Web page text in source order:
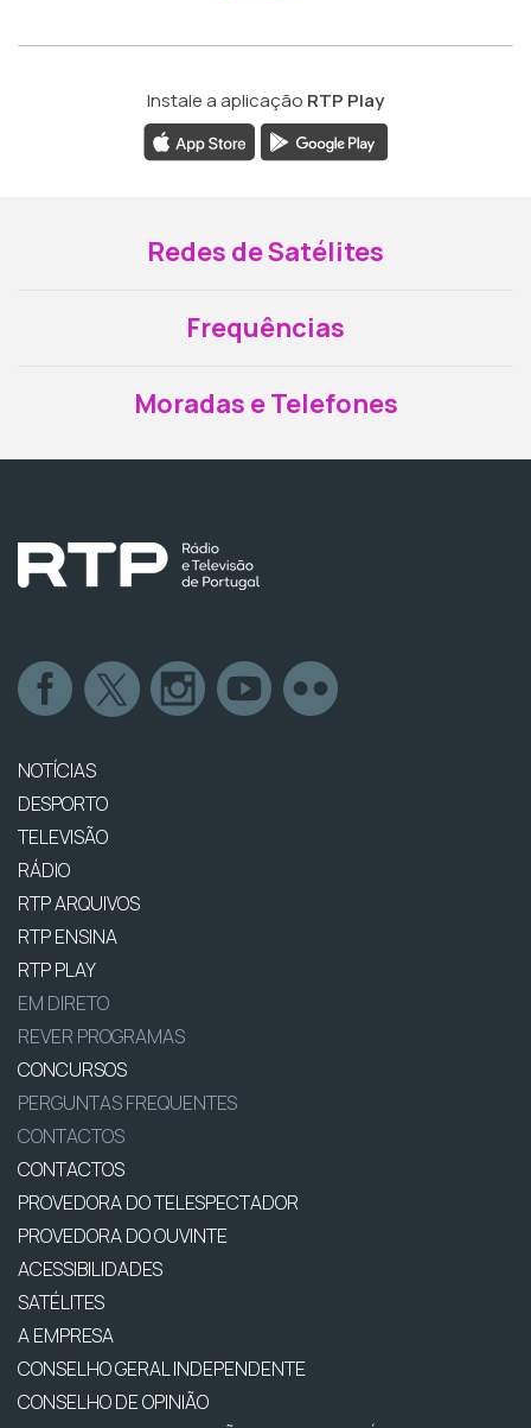
Instale a aplicação RTP Play
Redes de Satélites
Frequências
Moradas e Telefones
NOTÍCIAS
DESPORTO
TELEVISÃO
RÁDIO
RTP ARQUIVOS
RTP ENSINA
RTP PLAY
EM DIRETO
REVER PROGRAMAS
CONCURSOS
PERGUNTAS FREQUENTES
CONTACTOS
CONTACTOS
PROVEDORA DO TELESPECTADOR
PROVEDORA DO OUVINTE
ACESSIBILIDADES
SATÉLITES
A EMPRESA
CONSELHO GERAL INDEPENDENTE
CONSELHO DE OPINIÃO